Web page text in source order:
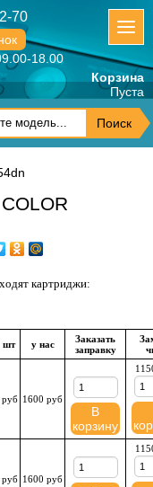
70
18.00
Корзина
Пуста
картриджи:
шт у нас
Заказать
заправку
руб 1600 руб
В
корзину
руб 1600 руб